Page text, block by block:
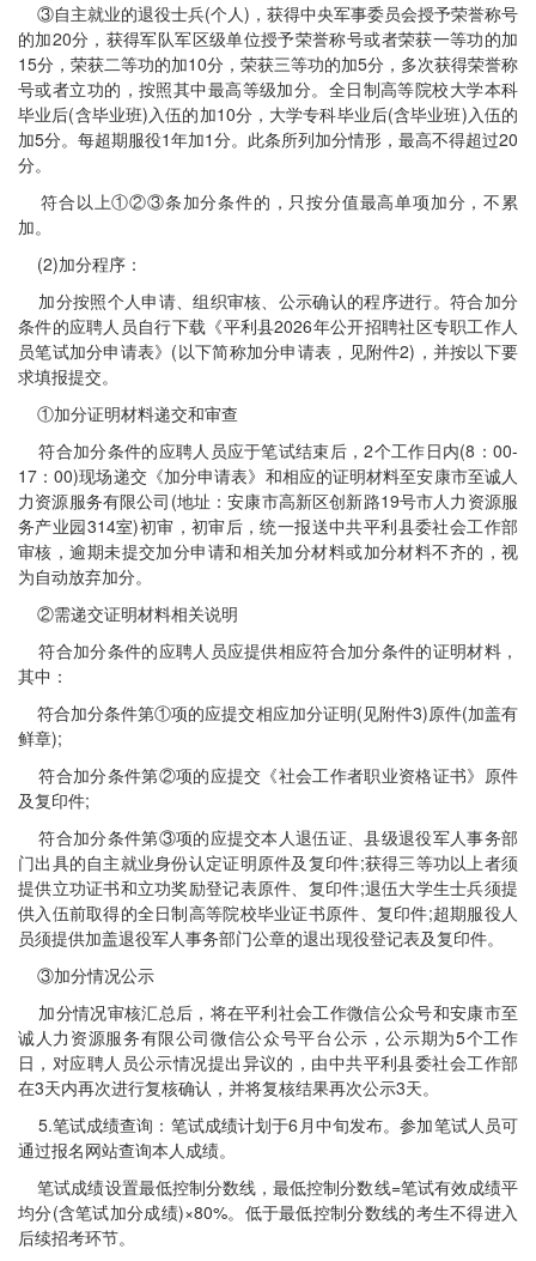
③自主就业的退役士兵(个人)，获得中央军事委员会授予荣誉称号
的加20分，获得军队军区级单位授予荣誉称号或者荣获一等功的加
15分，荣获二等功的加10分，荣获三等功的加5分，多次获得荣誉称
号或者立功的，按照其中最高等级加分。全日制高等院校大学本科
毕业后(含毕业班)入伍的加10分，大学专科毕业后(含毕业班)入伍的
加5分。每超期服役1年加1分。此条所列加分情形，最高不得超过20
分。
符合以上①②③条加分条件的，只按分值最高单项加分，不累
加。
(2)加分程序：
加分按照个人申请、组织审核、公示确认的程序进行。符合加分
条件的应聘人员自行下载《平利县2026年公开招聘社区专职工作人
员笔试加分申请表》(以下简称加分申请表，见附件2)，并按以下要
求填报提交。
①加分证明材料递交和审查
符合加分条件的应聘人员应于笔试结束后，2个工作日内(8：00-
17：00)现场递交《加分申请表》和相应的证明材料至安康市至诚人
力资源服务有限公司(地址：安康市高新区创新路19号市人力资源服
务产业园314室)初审，初审后，统一报送中共平利县委社会工作部
审核，逾期未提交加分申请和相关加分材料或加分材料不齐的，视
为自动放弃加分。
②需递交证明材料相关说明
符合加分条件的应聘人员应提供相应符合加分条件的证明材料，
其中：
符合加分条件第①项的应提交相应加分证明(见附件3)原件(加盖有
鲜章);
符合加分条件第②项的应提交《社会工作者职业资格证书》原件
及复印件;
符合加分条件第③项的应提交本人退伍证、县级退役军人事务部
门出具的自主就业身份认定证明原件及复印件;获得三等功以上者须
提供立功证书和立功奖励登记表原件、复印件;退伍大学生士兵须提
供入伍前取得的全日制高等院校毕业证书原件、复印件;超期服役人
员须提供加盖退役军人事务部门公章的退出现役登记表及复印件。
③加分情况公示
加分情况审核汇总后，将在平利社会工作微信公众号和安康市至
诚人力资源服务有限公司微信公众号平台公示，公示期为5个工作
日，对应聘人员公示情况提出异议的，由中共平利县委社会工作部
在3天内再次进行复核确认，并将复核结果再次公示3天。
5.笔试成绩查询：笔试成绩计划于6月中旬发布。参加笔试人员可
通过报名网站查询本人成绩。
笔试成绩设置最低控制分数线，最低控制分数线=笔试有效成绩平
均分(含笔试加分成绩)×80%。低于最低控制分数线的考生不得进入
后续招考环节。